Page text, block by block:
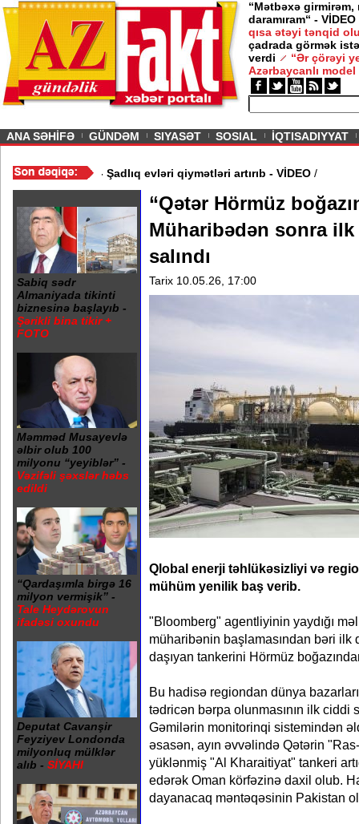
“Mətbəxə girmirəm,
daramıram“ - VİDEO
qısa ətəyi tənqid
çadrada görmək
verdi
“Ər çörəyi
Azərbaycanlı model
ANA SƏHİFƏ GÜNDƏM SIYASƏT SOSIAL İQTISADIYYAT
/Toylar başlayır - Şadlıq evləri qiymətləri artırıb - VİDEO
Sabiq sədr
Almaniyada tikinti
biznesinə başlayıb -
Şərikli bina tikir +
FOTO
Məmməd Musayevlə
əlbir olub 100
milyonu “yeyiblər” -
Vəzifəli şəxslər həbs
edildi
“Qardaşımla birgə 16
milyon vermişik” -
Tale Heydərovun
ifadəsi oxundu
Deputat Cavanşir
Feyziyev Londonda
milyonluq mülklər
alıb - SİYAHI
“Qətər Hörmüz
Müharibədən sonra
salındı
Tarix 10.05.26, 17:00
Qlobal enerji təhlükəsizliyi və
mühüm yenilik baş verib.
"Bloomberg" agentliyinin yaydığı
müharibənin başlamasından bəri ilk
daşıyan tankerini Hörmüz
Bu hadisə regiondan dünya
tədricən bərpa olunmasının ilk ciddi
Gəmilərin monitorinqi sistemindən
əsasən, ayın əvvəlində Qətərin
yüklənmiş "Al Kharaitiyat" tankeri
edərək Oman körfəzinə daxil olub.
dayanacaq məntəqəsinin Pakistan